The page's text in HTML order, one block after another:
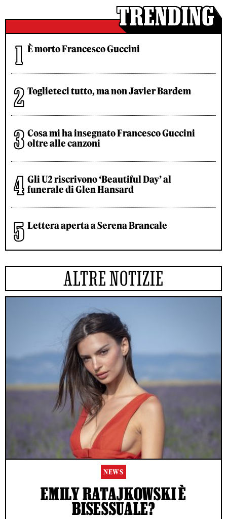
È morto Francesco Guccini
Toglieteci tutto, ma non Javier Bardem
Cosa mi ha insegnato Francesco Guccini
oltre alle canzoni
Gli U2 riscrivono ‘Beautiful Day’ al
funerale di Glen Hansard
Lettera aperta a Serena Brancale
ALTRE NOTIZIE
NEWS
EMILY RATAJKOWSKI È
BISESSUALE?